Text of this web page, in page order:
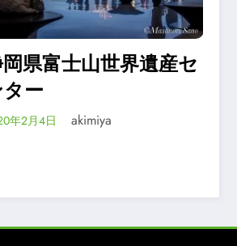
静岡県富士山世界遺産セ
ンターのオープンまで